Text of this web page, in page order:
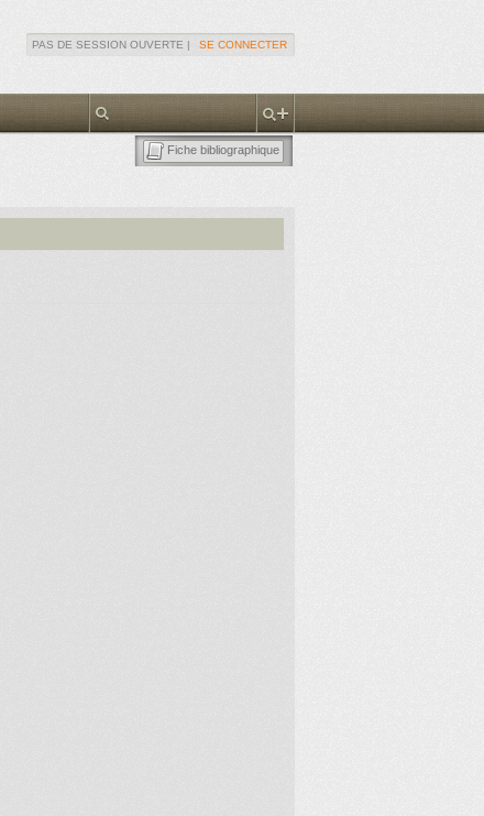
PAS DE SESSION OUVERTE | SE CONNECTER
Fiche bibliographique